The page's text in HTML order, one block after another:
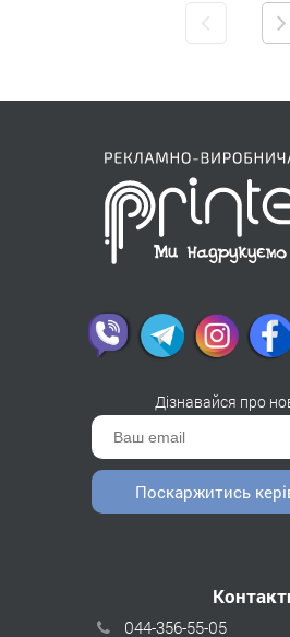
Дізнавайся про
Поскаржитись
044-356-55-05